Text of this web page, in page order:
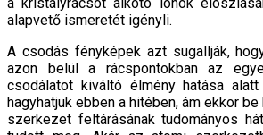
alapvető ismeretét igényli.
A csodás fényképek azt sugallják,
azon belül a rácspontokban az
csodálatot kiváltó élmény hatása
hagyhatjuk ebben a hitében, ám ekkor
szerkezet feltárásának tudományos